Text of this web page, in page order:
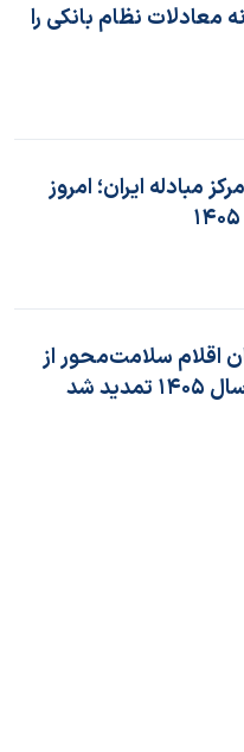
معادلات نظام بانکی را
مبادله ایران؛ امروز
اقلام سلامت‌محور از
شد